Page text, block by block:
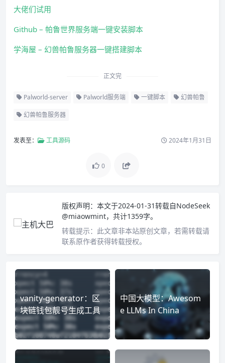
大佬们试用
Github – 帕鲁世界服务端一键安装脚本
学海屋 – 幻兽帕鲁服务器一键搭建脚本
正文完
Palworld-server Palworld服务端 一键脚本 幻兽帕鲁
幻兽帕鲁服务器
发表至： 工具源码 2024年1月31日
0
版权声明： 本文于2024-01-31转载自NodeSeek
@miaowmint，共计1359字。
转载提示： 此文章非本站原创文章，若需转载请
联系原作者获得转载授权。
vanity-generator：区
块链钱包靓号生成工具
中国大模型：Awesom
e LLMs In China